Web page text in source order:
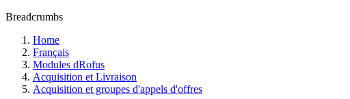
Breadcrumbs
Home
Français
Modules dRofus
Acquisition et Livraison
Acquisition et groupes d'appels d'offres